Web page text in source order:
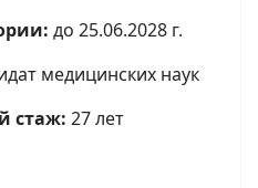
до 25.06.2028 г.
медицинских наук
стаж: 27 лет